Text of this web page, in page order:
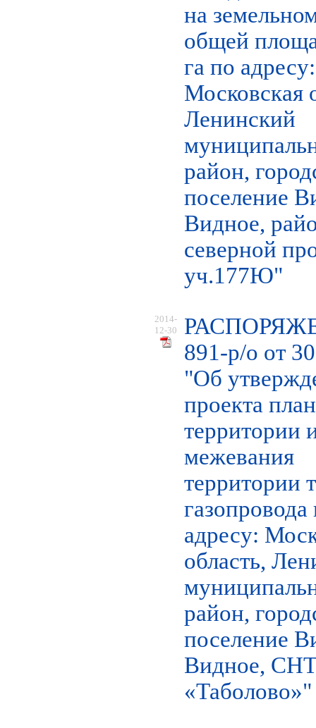
на
общей
га по адресу:
Московская
Ленинский
район,
поселение
Видное,
северной
уч.177Ю"
2014-
12-30
891-р/о от
"Об
проекта
территории
межевания
территории
газопровода
адресу:
область,
район,
поселение
Видное,
«Таболово»"